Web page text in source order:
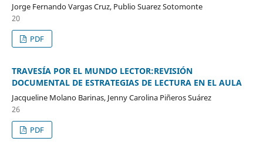
Jorge Fernando Vargas Cruz, Publio Suarez Sotomonte
20
PDF
TRAVESÍA POR EL MUNDO LECTOR:REVISIÓN
DOCUMENTAL DE ESTRATEGIAS DE LECTURA EN EL AULA
Jacqueline Molano Barinas, Jenny Carolina Piñeros Suárez
26
PDF